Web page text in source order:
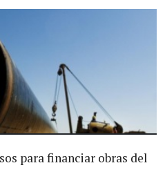
para financiar obras del